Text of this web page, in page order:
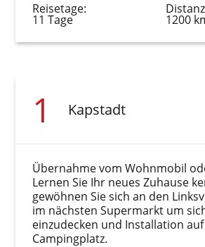
Reisetage:
11 Tage 1200
1 Kapstadt
Übernahme vom Wohnmobil
Lernen Sie Ihr neues Zuhause
gewöhnen Sie sich an den
im nächsten Supermarkt um
einzudecken und Installation
Campingplatz.